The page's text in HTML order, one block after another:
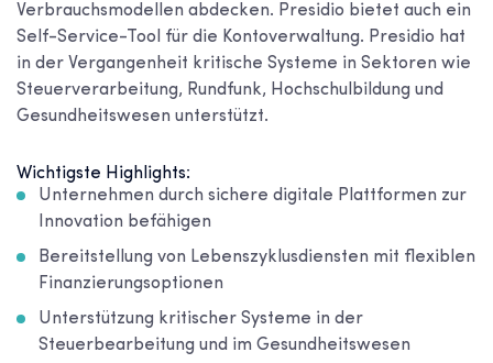
Verbrauchsmodellen abdecken. Presidio bietet auch ein
Self-Service-Tool für die Kontoverwaltung. Presidio hat
in der Vergangenheit kritische Systeme in Sektoren wie
Steuerverarbeitung, Rundfunk, Hochschulbildung und
Gesundheitswesen unterstützt.
Wichtigste Highlights:
Unternehmen durch sichere digitale Plattformen zur
Innovation befähigen
Bereitstellung von Lebenszyklusdiensten mit flexiblen
Finanzierungsoptionen
Unterstützung kritischer Systeme in der
Steuerbearbeitung und im Gesundheitswesen